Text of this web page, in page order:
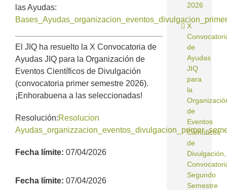
las Ayudas:
El JIQ ha resuelto la X Convocatoria de
Ayudas JIQ para la Organización de
Eventos Científicos de Divulgación
(convocatoria primer semestre 2026).
¡Enhorabuena a las seleccionadas!
Resolución:Resolucion
Fecha límite: 07/04/2026
Fecha límite: 07/04/2026
2026
X
de
Ayudas
JIQ
para
la
de
Eventos
Científicos
de
Divulgación,
Segundo
Semestre